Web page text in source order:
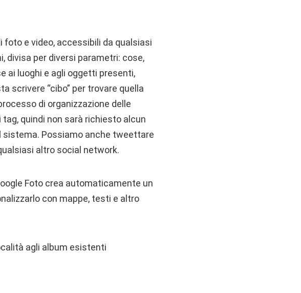
e video, accessibili da qualsiasi
divisa per diversi parametri: cose,
ai luoghi e agli oggetti presenti,
scrivere “cibo” per trovare quella
di organizzazione delle
quindi non sarà richiesto alcun
Possiamo anche tweettare
altro social network.
Foto crea automaticamente un
con mappe, testi e altro
agli album esistenti